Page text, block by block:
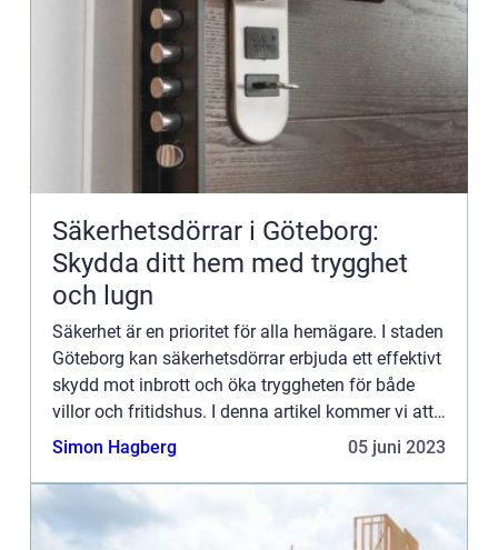
Säkerhetsdörrar i Göteborg:
Skydda ditt hem med trygghet
och lugn
Säkerhet är en prioritet för alla hemägare. I staden
Göteborg kan säkerhetsdörrar erbjuda ett effektivt
skydd mot inbrott och öka tryggheten för både
villor och fritidshus. I denna artikel kommer vi att
utforska fördelarna med säkerhetsdörrar och hur...
Simon Hagberg 05 juni 2023